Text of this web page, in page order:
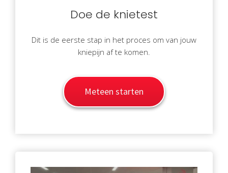
Doe de knietest
Dit is de eerste stap in het proces om van jouw
kniepijn af te komen.
Meteen starten